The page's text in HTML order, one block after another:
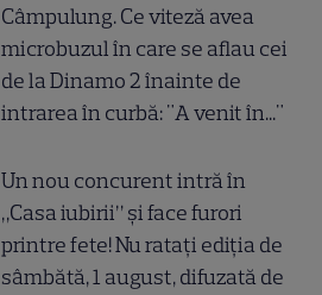
Câmpulung. Ce viteză avea
microbuzul în care se aflau cei
de la Dinamo 2 înainte de
intrarea în curbă: "A venit în..."
Un nou concurent intră în
„Casa iubirii” și face furori
printre fete! Nu ratați ediția de
sâmbătă, 1 august, difuzată de